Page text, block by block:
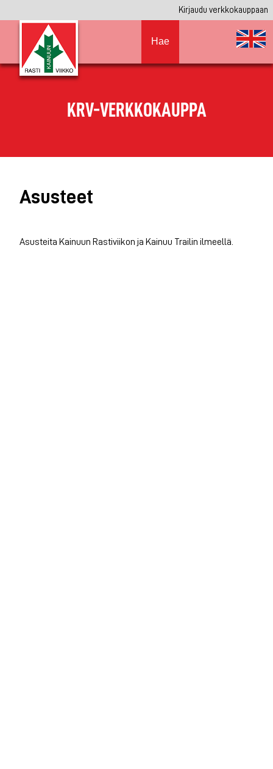
Kirjaudu verkkokauppaan
Hae
KRV-VERKKOKAUPPA
Asusteet
Asusteita Kainuun Rastiviikon ja Kainuu Trailin ilmeellä.